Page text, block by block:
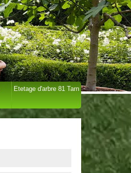
Etetage d'arbre 81 Tarn